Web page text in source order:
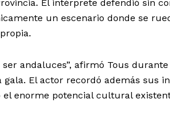
El intérprete defendió sin
un escenario donde se
andaluces”, afirmó Tous
El actor recordó además sus
enorme potencial cultural